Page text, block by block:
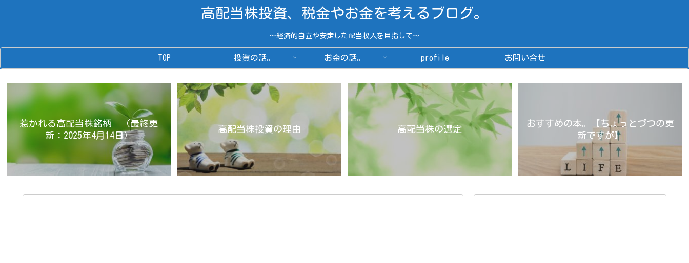
高配当株投資、税金やお金を考えるブログ。
～経済的自立や安定した配当収入を目指して～
TOP 投資の話。 お金の話。 profile お問い合せ
惹かれる高配当株銘柄 （最終更
新：2025年4月14日）
高配当株投資の理由 高配当株の選定
おすすめの本。【ちょっとづつの更
新ですが】